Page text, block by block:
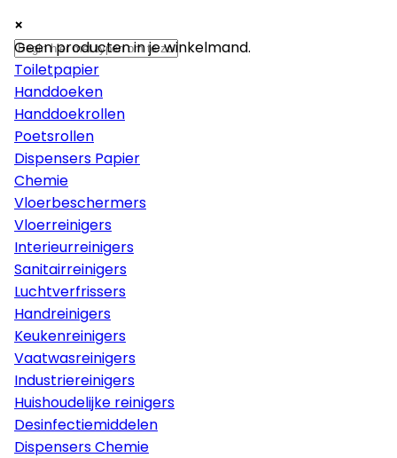
×
Papier
Toiletpapier
Handdoeken
Handdoekrollen
Poetsrollen
Dispensers Papier
Chemie
Vloerbeschermers
Vloerreinigers
Interieurreinigers
Sanitairreinigers
Luchtverfrissers
Handreinigers
Keukenreinigers
Vaatwasreinigers
Industriereinigers
Huishoudelijke reinigers
Desinfectiemiddelen
Dispensers Chemie
×
×
Geen producten in je winkelmand.